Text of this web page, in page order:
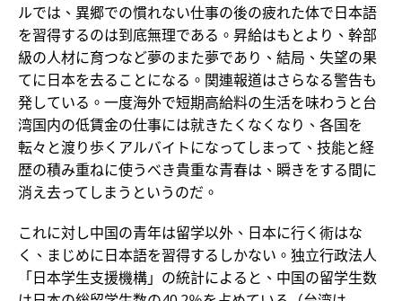
ルでは、異郷での慣れない仕事の後の疲れた体で日本語
を習得するのは到底無理である。昇給はもとより、幹部
級の人材に育つなど夢のまた夢であり、結局、失望の果
てに日本を去ることになる。関連報道はさらなる警告も
発している。一度海外で短期高給料の生活を味わうと台
湾国内の低賃金の仕事には就きたくなくなり、各国を
転々と渡り歩くアルバイトになってしまって、技能と経
歴の積み重ねに使うべき貴重な青春は、瞬きをする間に
消え去ってしまうというのだ。
これに対し中国の青年は留学以外、日本に行く術はな
く、まじめに日本語を習得するしかない。独立行政法人
「日本学生支援機構」の統計によると、中国の留学生数